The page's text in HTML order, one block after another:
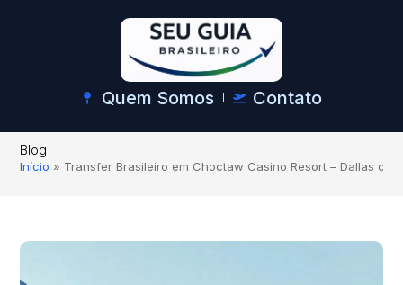
Quem Somos Contato
Blog
Início » Transfer Brasileiro em Choctaw Casino Resort – Dallas